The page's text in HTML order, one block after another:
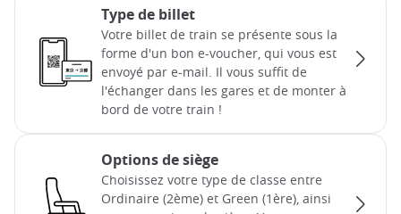
Type de billet
Votre billet de train se présente sous la
forme d'un bon e-voucher, qui vous est
envoyé par e-mail. Il vous suffit de
l'échanger dans les gares et de monter à
bord de votre train !
Options de siège
Choisissez votre type de classe entre
Ordinaire (2ème) et Green (1ère), ainsi